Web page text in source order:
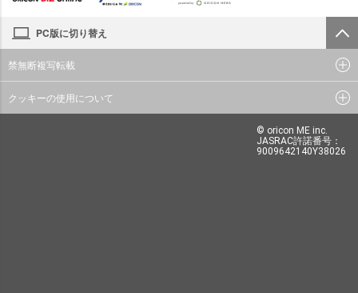
PC版に切り替え
禁無断複写転載
クッキーの使用について
© oricon ME inc.
JASRAC許諾番号：
9009642140Y38026